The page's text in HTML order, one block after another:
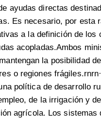
ayudas directas
Es necesario, por esta
a la definición de los
acopladas.Ambos
la posibilidad
o regiones
política de desarrollo
de la irrigación y
agrícola. Los sistemas